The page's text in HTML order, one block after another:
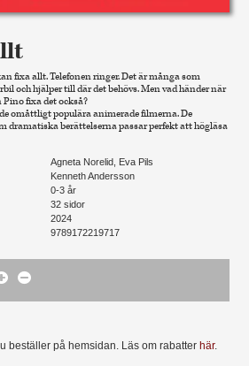
fixa allt. Telefonen ringer. Det är många som
och hjälper till där det behövs. Men vad händer när
fixa det också?
omåttligt populära animerade filmerna. De
dramatiska berättelserna passar perfekt att högläsa
Agneta Norelid, Eva Pils
Kenneth Andersson
0-3 år
32 sidor
2024
9789172219717
beställer på hemsidan. Läs om rabatter här.